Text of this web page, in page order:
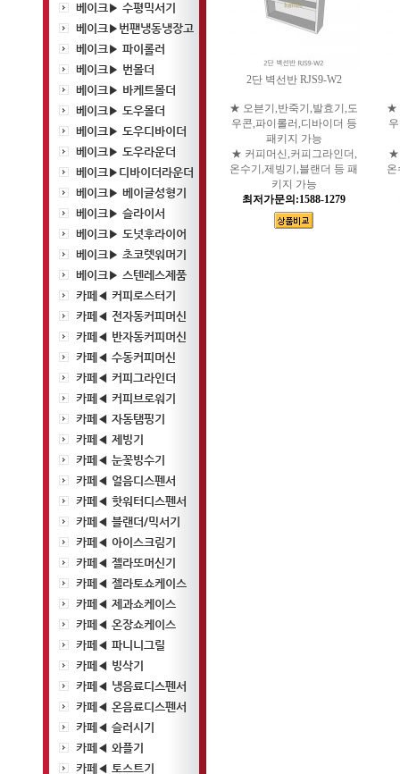
베이크▶ 수평믹서기
베이크▶번팬냉동냉장고
베이크▶ 파이롤러
베이크▶ 번몰더
베이크▶ 바케트몰더
베이크▶ 도우몰더
베이크▶ 도우디바이더
베이크▶ 도우라운더
베이크▶디바이더라운더
베이크▶ 베이글성형기
베이크▶ 슬라이서
베이크▶ 도넛후라이어
베이크▶ 초코렛워머기
베이크▶ 스텐레스제품
카페◀ 커피로스터기
카페◀ 전자동커피머신
카페◀ 반자동커피머신
카페◀ 수동커피머신
카페◀ 커피그라인더
카페◀ 커피브로워기
카페◀ 자동탬핑기
카페◀ 제빙기
카페◀ 눈꽃빙수기
카페◀ 얼음디스펜서
카페◀ 핫워터디스펜서
카페◀ 블랜더/믹서기
카페◀ 아이스크림기
카페◀ 젤라또머신기
카페◀ 젤라토쇼케이스
카페◀ 제과쇼케이스
카페◀ 온장쇼케이스
카페◀ 파니니그릴
카페◀ 빙삭기
카페◀ 냉음료디스펜서
카페◀ 온음료디스펜서
카페◀ 슬러시기
카페◀ 와플기
카페◀ 토스트기
2단 벽선반 RJS9-W2
★ 오븐기,반죽기,발효기,도
우콘,파이롤러,디바이더 등
패키지 가능
★ 커피머신,커피그라인더,
온수기,제빙기,블랜더 등 패
키지 가능
최저가문의:1588-1279
★
★
온